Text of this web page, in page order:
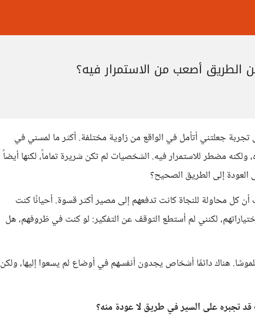
أصعب من الاستمرار فيه؟
جعلتني أتأمل في الواقع من زاوية مختلفة. أكثر ما لمسني في
مضطر للاستمرار فيه. الشخصيات لم تكن شريرة تماماً، لكنها أيضاً
العودة إلى الطريق الصحيح؟
محاولة للنجاة كانت تدفعهم إلى مصير أكثر قسوة. أحيانًا كنت
لكنني لم أستطع التوقف عن التفكير: لو كنت في ظروفهم، هل
هناك دائمًا أشخاص يجدون أنفسهم في أوضاع لم يسعوا إليها، ولكن
تجبره على السير في طريق لا عودة منه؟